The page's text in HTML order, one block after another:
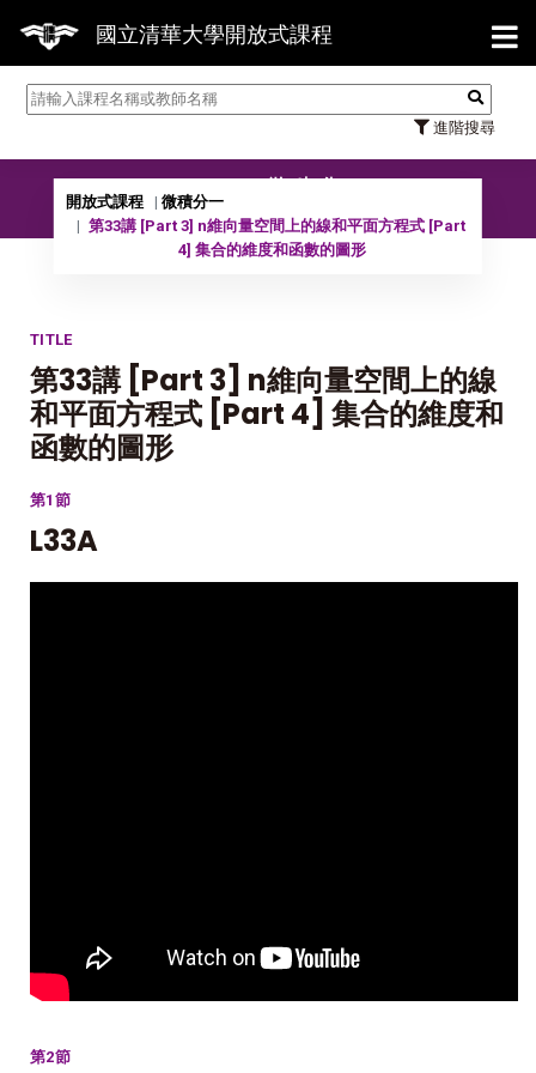
國立清華大學開放式課程
進階搜尋
【
09901 微積分一
開放式課程
微積分一
第33講 [Part 3] n維向量空間上的線和平面方程式 [Part
4] 集合的維度和函數的圖形
TITLE
第33講 [Part 3] n維向量空間上的線
和平面方程式 [Part 4] 集合的維度和
函數的圖形
第1節
L33A
第2節